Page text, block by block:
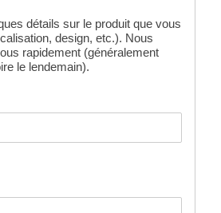
détails sur le produit que vous
design, etc.). Nous
rapidement (généralement
le lendemain).